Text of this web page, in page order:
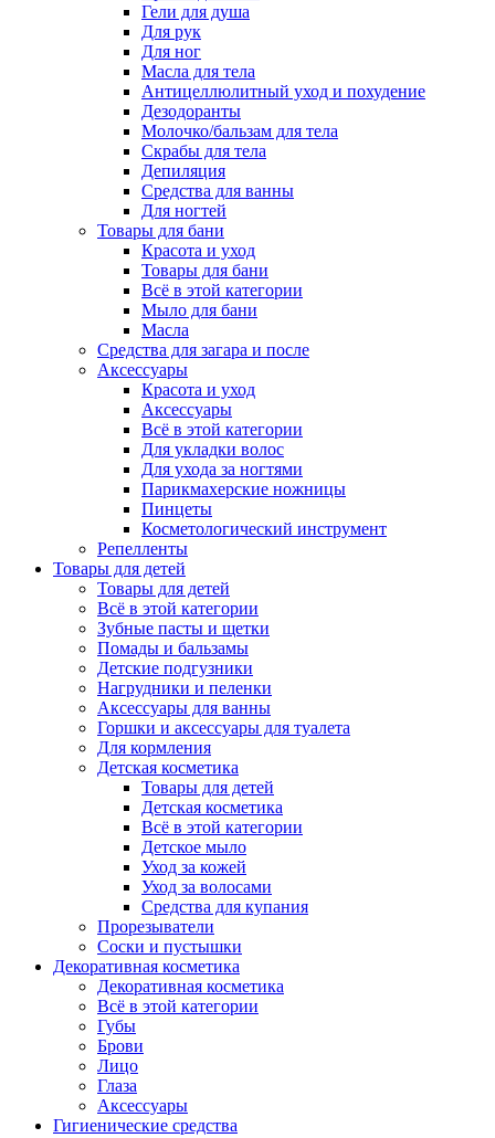
Гели для душа
Для рук
Для ног
Масла для тела
Антицеллюлитный уход и похудение
Дезодоранты
Молочко/бальзам для тела
Скрабы для тела
Депиляция
Средства для ванны
Для ногтей
Товары для бани
Красота и уход
Товары для бани
Всё в этой категории
Мыло для бани
Масла
Средства для загара и после
Аксессуары
Красота и уход
Аксессуары
Всё в этой категории
Для укладки волос
Для ухода за ногтями
Парикмахерские ножницы
Пинцеты
Косметологический инструмент
Репелленты
Товары для детей
Товары для детей
Всё в этой категории
Зубные пасты и щетки
Помады и бальзамы
Детские подгузники
Нагрудники и пеленки
Аксессуары для ванны
Горшки и аксессуары для туалета
Для кормления
Детская косметика
Товары для детей
Детская косметика
Всё в этой категории
Детское мыло
Уход за кожей
Уход за волосами
Средства для купания
Прорезыватели
Соски и пустышки
Декоративная косметика
Декоративная косметика
Всё в этой категории
Губы
Брови
Лицо
Глаза
Аксессуары
Гигиенические средства